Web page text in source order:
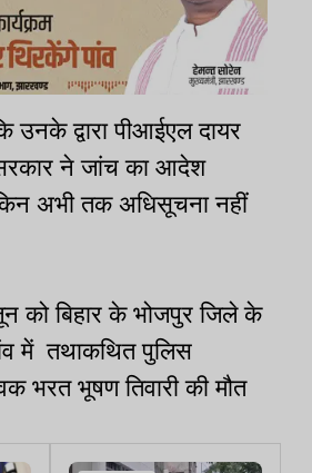
द्वारा पीआईएल दायर
ने जांच का आदेश
अभी तक अधिसूचना नहीं
को बिहार के भोजपुर जिले के
में तथाकथित पुलिस
भरत भूषण तिवारी की मौत